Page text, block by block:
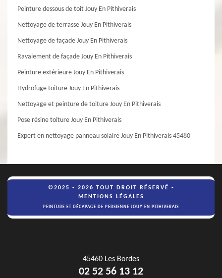
Peinture dessous de toit Jouy En Pithiverais
Nettoyage de terrasse Jouy En Pithiverais
Nettoyage de façade Jouy En Pithiverais
Ravalement de façade Jouy En Pithiverais
Peinture extérieure Jouy En Pithiverais
Hydrofuge toiture Jouy En Pithiverais
Nettoyage et peinture de toiture Jouy En Pithiverais
Pose résine toiture Jouy En Pithiverais
Expert en nettoyage panneau solaire Jouy En Pithiverais 45480
©2025 - 2026 TOUT DROIT RÉSERVÉ -
MENTIONS LÉGALES
PEINTURE ET DÉCAPAGE DE PERSIENNE JOUY EN PITHIVERAIS
45460 Les Bordes
02 52 56 13 12